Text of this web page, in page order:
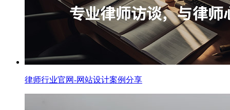
律师行业官网-网站设计案例分享